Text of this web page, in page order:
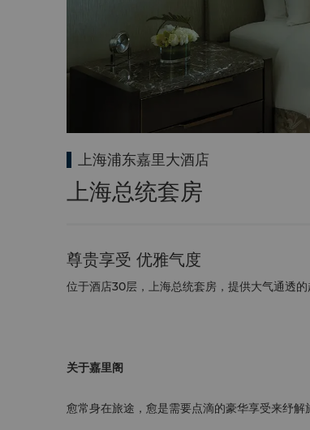
上海浦东嘉里大酒店
上海总统套房
尊贵享受 优雅气度
位于酒店30层，上海总统套房，提供大气通透
关于嘉里阁
愈常身在旅途，愈是需要点滴的豪华享受来纾解